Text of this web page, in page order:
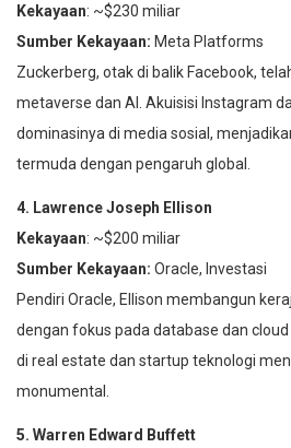
Kekayaan: ~$230 miliar
Sumber Kekayaan: Meta Platforms
Zuckerberg, otak di balik Facebook,
metaverse dan AI. Akuisisi Instagram
dominasinya di media sosial,
termuda dengan pengaruh global.
4. Lawrence Joseph Ellison
Kekayaan: ~$200 miliar
Sumber Kekayaan: Oracle, Investasi
Pendiri Oracle, Ellison membangun
dengan fokus pada database dan
di real estate dan startup teknologi
monumental.
5. Warren Edward Buffett